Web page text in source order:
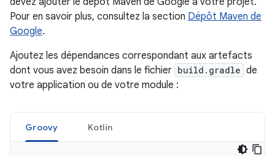
Pour en savoir plus, consultez la section Dépôt Maven de
Google.
Ajoutez les dépendances correspondant aux artefacts
dont vous avez besoin dans le fichier build.gradle de
votre application ou de votre module :
Groovy Kotlin